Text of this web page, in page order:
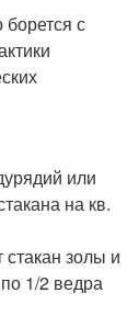
с
или
на кв.
золы и
1/2 ведра